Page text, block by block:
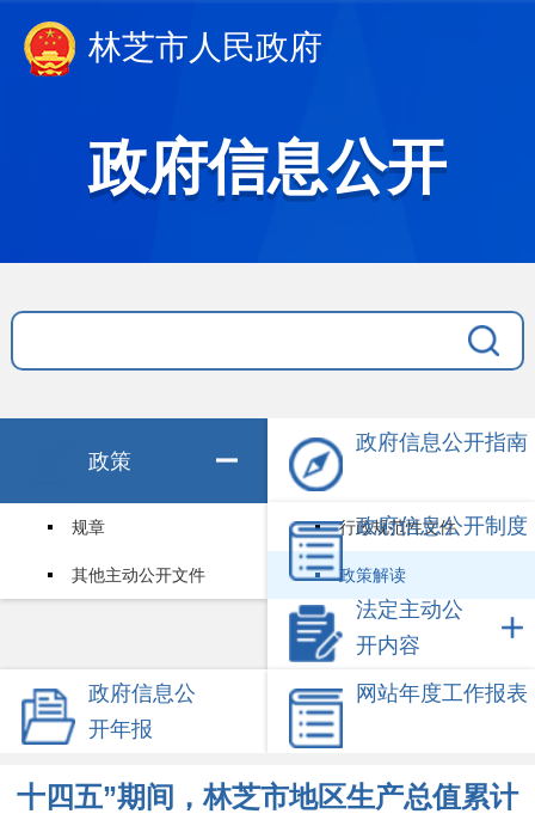
林芝市人民政府
政府信息公开
政策
规章 行政规范性文件
其他主动公开文件 政策解读
政府信息公开指南
政府信息公开制度
法定主动公
开内容
政府信息公
开年报
网站年度工作报表
十四五”期间，林芝市地区生产总值累计